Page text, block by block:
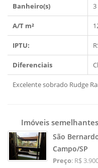
Banheiro(s) 3
A/T m²
IPTU:
Diferenciais
Excelente sobrado Rudge
Imóveis semelhantes
São
Campo/SP
Preço: R$